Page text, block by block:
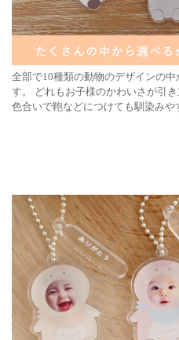
全部で10種類の動物のデザインの
す。
どれもお子様のかわいさが引
色合いで鞄などにつけても馴染みや